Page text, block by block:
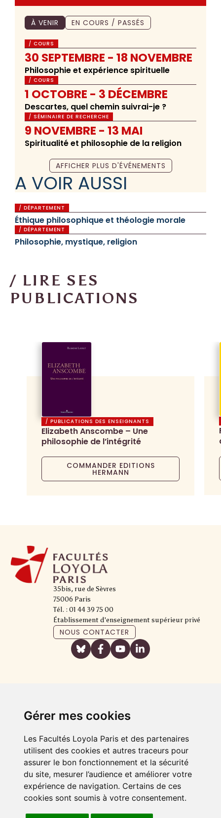
Gérer mes cookies
Les Facultés Loyola Paris et des partenaires
utilisent des cookies et autres traceurs pour
assurer le bon fonctionnement et la sécurité
du site, mesurer l’audience et améliorer votre
expérience de navigation. Certains de ces
cookies sont soumis à votre consentement.
À VENIR EN COURS / PASSÉS
/ COURS
30 SEPTEMBRE - 18 NOVEMBRE
Philosophie et expérience spirituelle
/ COURS
1 OCTOBRE - 3 DÉCEMBRE
Descartes, quel chemin suivrai-je ?
/ SÉMINAIRE DE RECHERCHE
9 NOVEMBRE - 13 MAI
Spiritualité et philosophie de la religion
AFFICHER PLUS D'ÉVÉNEMENTS
A VOIR AUSSI
/ DÉPARTEMENT
Éthique philosophique et théologie morale
/ DÉPARTEMENT
Philosophie, mystique, religion
/ LIRE SES
PUBLICATIONS
/ PUBLICATIONS DES ENSEIGNANTS
Elizabeth Anscombe – Une
philosophie de l’intégrité
COMMANDER EDITIONS
HERMANN
35bis, rue de Sèvres
75006 Paris
Tél. : 01 44 39 75 00
Établissement d'enseignement supérieur privé
NOUS CONTACTER